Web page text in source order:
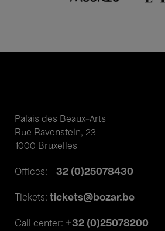
Palais des Beaux-Arts
Rue Ravenstein, 23
1000 Bruxelles
Offices: +32 (0)25078430
Tickets: tickets@bozar.be
Call center: +32 (0)25078200